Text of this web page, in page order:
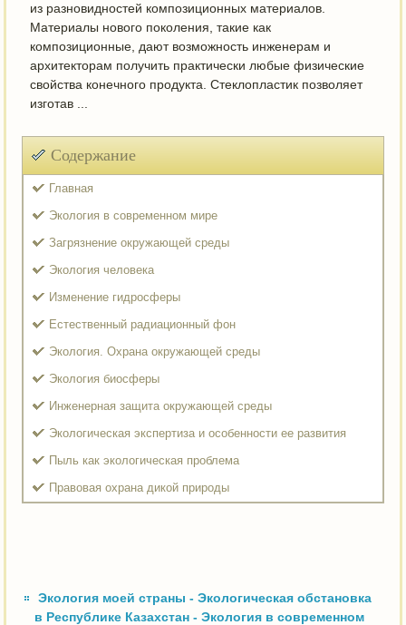
из разновидностей композиционных материалов.
Материалы нового поколения, такие как
композиционные, дают возможность инженерам и
архитекторам получить практически любые физические
свойства конечного продукта. Стеклопластик позволяет
изготав ...
Содержание
Главная
Экология в современном мире
Загрязнение окружающей среды
Экология человека
Изменение гидросферы
Естественный радиационный фон
Экология. Охрана окружающей среды
Экология биосферы
Инженерная защита окружающей среды
Экологическая экспертиза и особенности ее развития
Пыль как экологическая проблема
Правовая охрана дикой природы
Экология моей страны - Экологическая обстановка
в Республике Казахстан - Экология в современном